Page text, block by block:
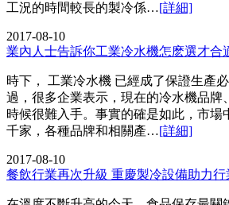
工況的時間較長的製冷係…[詳細]
2017-08-10
業內人士告訴你工業冷水機怎麽選才合
時下， 工業冷水機 已經成了保證生產
過，很多企業表示，現在的冷水機品牌
時候很難入手。事實的確是如此，市場
千家，各種品牌和相關產…[詳細]
2017-08-10
餐飲行業再次升級 重慶製冷設備助力行